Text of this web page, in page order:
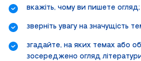
вкажіть, чому ви пишете огляд;
зверніть увагу на значущість
згадайте, на яких темах або
зосереджено огляд